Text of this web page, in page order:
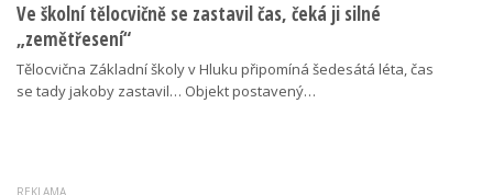
Ve školní tělocvičně se zastavil čas, čeká ji silné
„zemětřesení“
Tělocvična Základní školy v Hluku připomíná šedesátá léta, čas
se tady jakoby zastavil… Objekt postavený…